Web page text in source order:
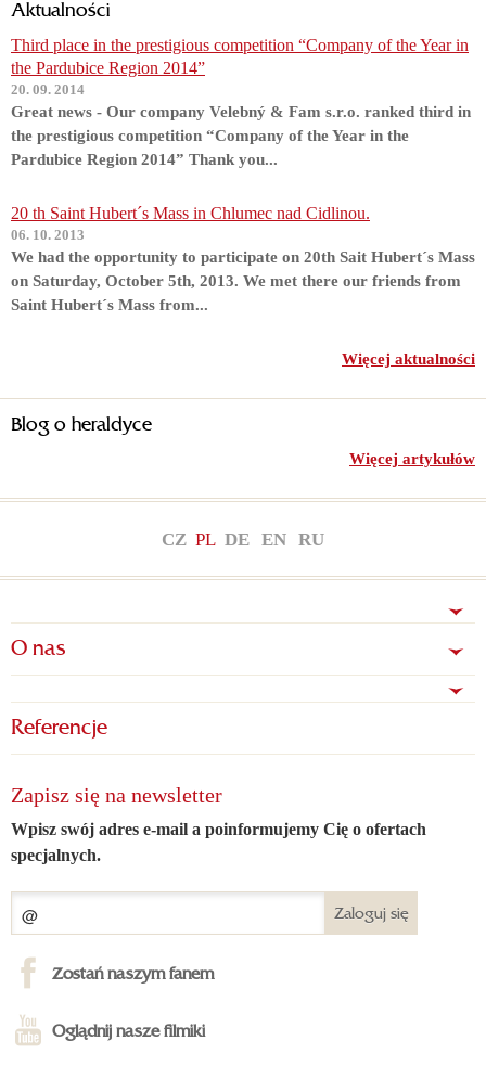
Aktualności
Third place in the prestigious competition “Company of the Year in
the Pardubice Region 2014”
20. 09. 2014
Great news - Our company Velebný & Fam s.r.o. ranked third in
the prestigious competition “Company of the Year in the
Pardubice Region 2014” Thank you...
20 th Saint Hubert´s Mass in Chlumec nad Cidlinou.
06. 10. 2013
We had the opportunity to participate on 20th Sait Hubert´s Mass
on Saturday, October 5th, 2013. We met there our friends from
Saint Hubert´s Mass from...
Więcej aktualności
Blog o heraldyce
Więcej artykułów
CZ PL DE EN RU
O nas
Referencje
Zapisz się na newsletter
Wpisz swój adres e-mail a poinformujemy Cię o ofertach
specjalnych.
Zaloguj się
Zostań naszym fanem
Oglądnij nasze filmiki